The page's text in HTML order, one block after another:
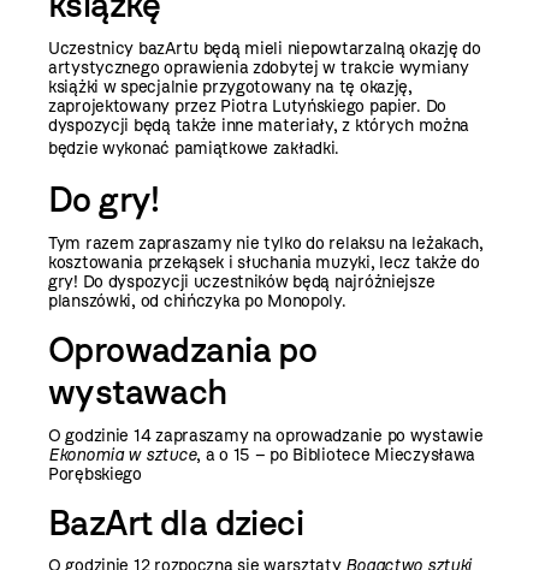
Uczestnicy bazArtu będą mieli niepowtarzalną okazję do
artystycznego oprawienia zdobytej w trakcie wymiany
książki w specjalnie przygotowany na tę okazję,
zaprojektowany przez Piotra Lutyńskiego papier. Do
dyspozycji będą także inne materiały, z których można
będzie wykonać pamiątkowe zakładki.
Do gry!
Tym razem zapraszamy nie tylko do relaksu na leżakach,
kosztowania przekąsek i słuchania muzyki, lecz także do
gry! Do dyspozycji uczestników będą najróżniejsze
planszówki, od chińczyka po Monopoly.
Oprowadzania po
wystawach
O godzinie 14 zapraszamy na oprowadzanie po wystawie
Ekonomia w sztuce, a o 15 – po Bibliotece Mieczysława
Porębskiego
BazArt dla dzieci